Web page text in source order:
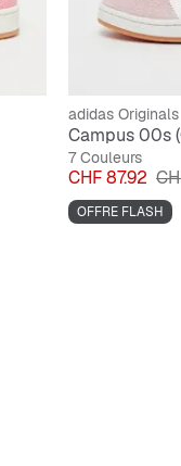
adidas Originals
Campus 00s
7 Couleurs
Prix
CHF 87.92
OFFRE FLASH